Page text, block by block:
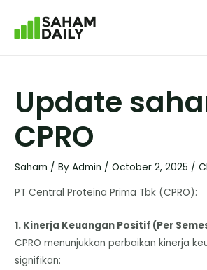
Update
CPRO
Saham / ByAdmin /October 2, 2025 /
PT Central Proteina Prima Tbk (CPRO):
​1. Kinerja Keuangan Positif (Per
​CPRO menunjukkan perbaikan kinerja
signifikan: